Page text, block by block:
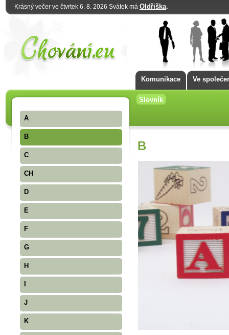
Krásný večer ve čtvrtek 6. 8. 2026 Svátek má Oldřiška.
Komunikace Ve
Slovník
A
B
C
CH
D
E
F
G
H
J
K
B